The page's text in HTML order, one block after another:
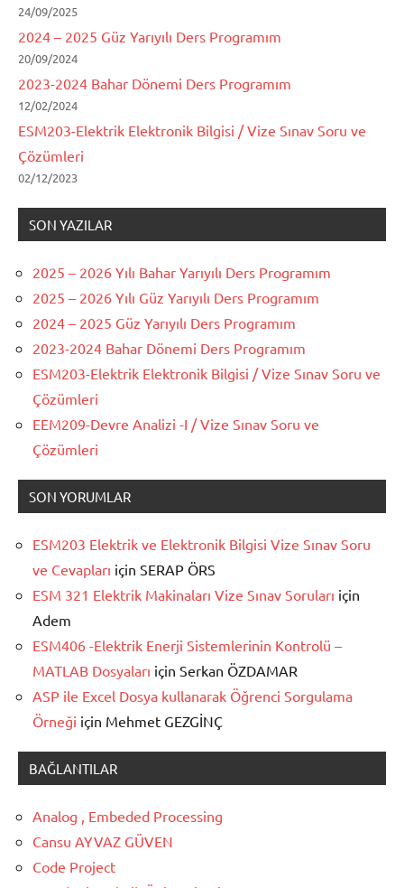
24/09/2025
2024 – 2025 Güz Yarıyılı Ders Programım
20/09/2024
2023-2024 Bahar Dönemi Ders Programım
12/02/2024
ESM203-Elektrik Elektronik Bilgisi / Vize Sınav Soru ve
Çözümleri
02/12/2023
SON YAZILAR
2025 – 2026 Yılı Bahar Yarıyılı Ders Programım
2025 – 2026 Yılı Güz Yarıyılı Ders Programım
2024 – 2025 Güz Yarıyılı Ders Programım
2023-2024 Bahar Dönemi Ders Programım
ESM203-Elektrik Elektronik Bilgisi / Vize Sınav Soru ve
Çözümleri
EEM209-Devre Analizi -I / Vize Sınav Soru ve
Çözümleri
SON YORUMLAR
ESM203 Elektrik ve Elektronik Bilgisi Vize Sınav Soru
ve Cevapları için SERAP ÖRS
ESM 321 Elektrik Makinaları Vize Sınav Soruları için
Adem
ESM406 -Elektrik Enerji Sistemlerinin Kontrolü –
MATLAB Dosyaları için Serkan ÖZDAMAR
ASP ile Excel Dosya kullanarak Öğrenci Sorgulama
Örneği için Mehmet GEZGİNÇ
BAĞLANTILAR
Analog , Embeded Processing
Cansu AYVAZ GÜVEN
Code Project